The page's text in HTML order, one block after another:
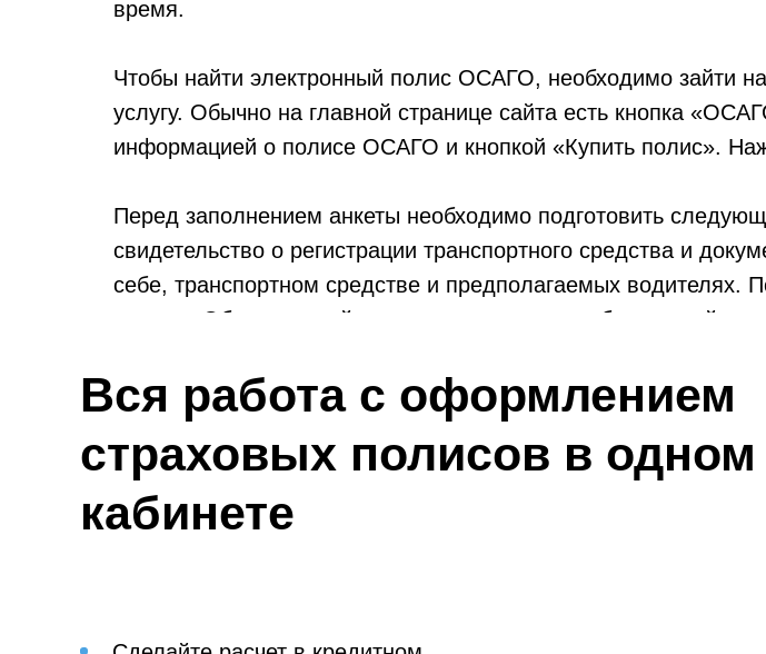
время.
Чтобы найти электронный полис ОСАГО, необходимо зайти
услугу. Обычно на главной странице сайта есть кнопка
информацией о полисе ОСАГО и кнопкой «Купить полис».
Перед заполнением анкеты необходимо подготовить
свидетельство о регистрации транспортного средства и
себе, транспортном средстве и предполагаемых водителях.
оплаты. Обычно онлайн-оплата производится банковской
Вся работа с оформлением
страховых полисов в одном
кабинете